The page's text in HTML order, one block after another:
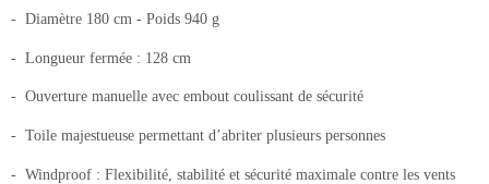
- Diamètre 180 cm - Poids 940 g
- Longueur fermée : 128 cm
- Ouverture manuelle avec embout coulissant de sécurité
- Toile majestueuse permettant d’abriter plusieurs personnes
- Windproof : Flexibilité, stabilité et sécurité maximale contre les vents